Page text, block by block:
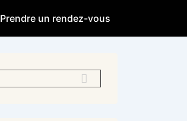
Prendre un rendez-vous